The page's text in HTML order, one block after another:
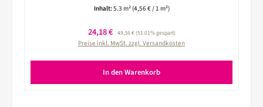
Inhalt:5.3 m² (4,56 € / 1 m²)
Verkaufspreis:
24,18 € Regulärer Preis:
49,36 €(51.01% gespart)
Preise inkl. MwSt. zzgl. Versandkosten
In den Warenkorb